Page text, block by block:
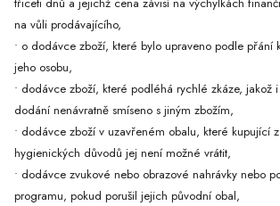
třiceti dnů a jejichž cena závisí na výchylkách
na vůli prodávajícího,
• o dodávce zboží, které bylo upraveno podle přání
jeho osobu,
• dodávce zboží, které podléhá rychlé zkáze, jakož
dodání nenávratně smíseno s jiným zbožím,
• dodávce zboží v uzavřeném obalu, které kupující
hygienických důvodů jej není možné vrátit,
• dodávce zvukové nebo obrazové nahrávky nebo
programu, pokud porušil jejich původní obal,